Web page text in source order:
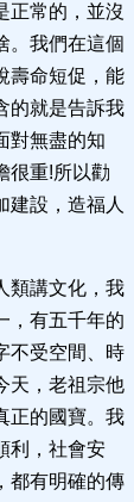
正常的，並沒
。我們在這個
壽命短促，能
的就是告訴我
對無盡的知
很重!所以勸
建設，造福人
類講文化，我
，有五千年的
不受空間、時
天，老祖宗他
正的國寶。我
利，社會安
都有明確的傳